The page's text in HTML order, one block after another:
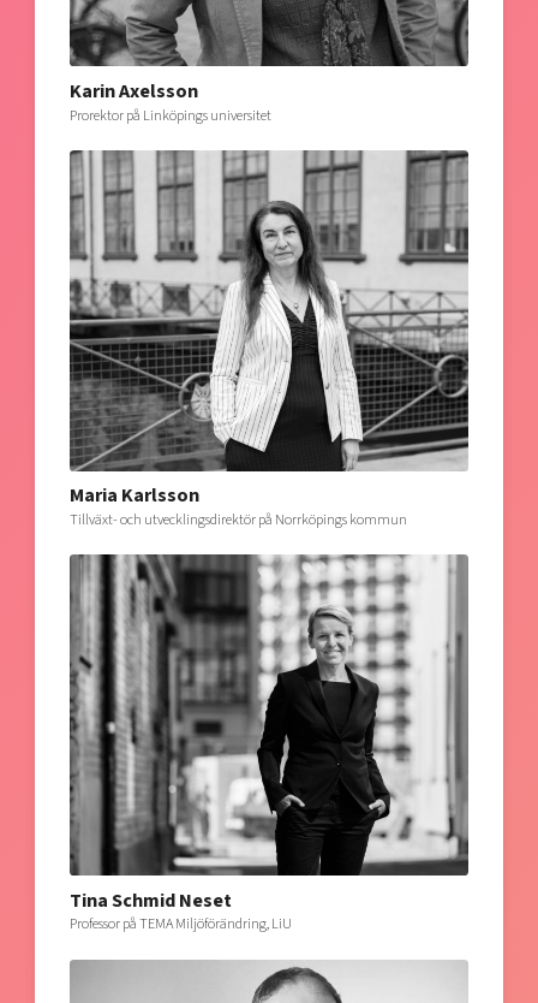
Karin Axelsson
Prorektor på Linköpings universitet
Maria Karlsson
Tillväxt- och utvecklingsdirektör på Norrköpings kommun
Tina Schmid Neset
Professor på TEMA Miljöförändring, LiU